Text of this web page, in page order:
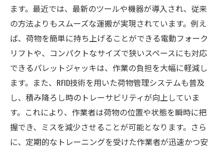
ます。最近では、最新のツールや機器が導入され、従来
の方法よりもスムーズな運搬が実現されています。例え
ば、荷物を簡単に持ち上げることができる電動フォーク
リフトや、コンパクトなサイズで狭いスペースにも対応
できるパレットジャッキは、作業の負担を大幅に軽減し
ます。また、RFID技術を用いた荷物管理システムも普及
し、積み降ろし時のトレーサビリティが向上していま
す。これにより、作業者は荷物の位置や状態を瞬時に把
握でき、ミスを減少させることが可能となります。さら
に、定期的なトレーニングを受けた作業者が迅速かつ安